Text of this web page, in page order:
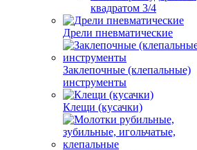
квадратом 3/4
Дрели пневматические
Заклепочные (клепальные)
инструменты
Клещи (кусачки)